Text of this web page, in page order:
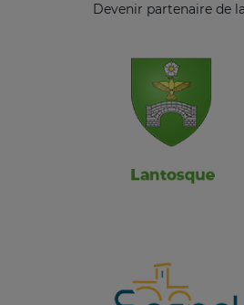
Devenir partenaire de